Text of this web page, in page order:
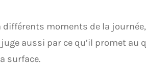
différents moments de la
aussi par ce qu’il promet au
surface.